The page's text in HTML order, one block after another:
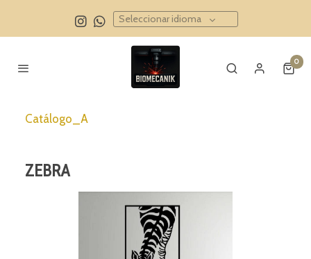
Seleccionar idioma
0
Catálogo_A
ZEBRA